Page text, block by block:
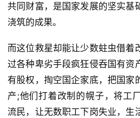
面
共同财富，是国家发展的坚实基
浇筑的成果。
而这位救星却能让少数蛀虫借着
过各种卑劣手段疯狂侵吞国有资
有股权，掏空国企家底，把国家
产;他们打着改制的幌子，将工
流民，让无数职工下岗失业，生